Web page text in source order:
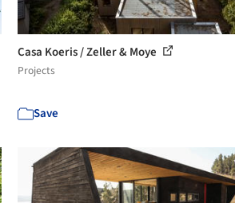
Casa Koeris / Zeller & Moye
Projects
Save